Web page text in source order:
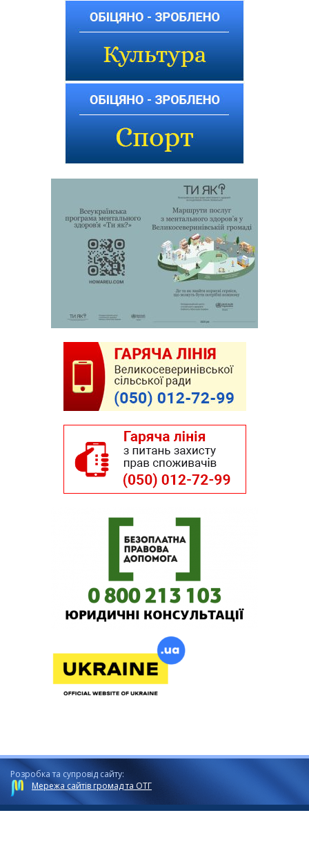
Розробка та супровід сайту:
Мережа сайтів громад та ОТГ